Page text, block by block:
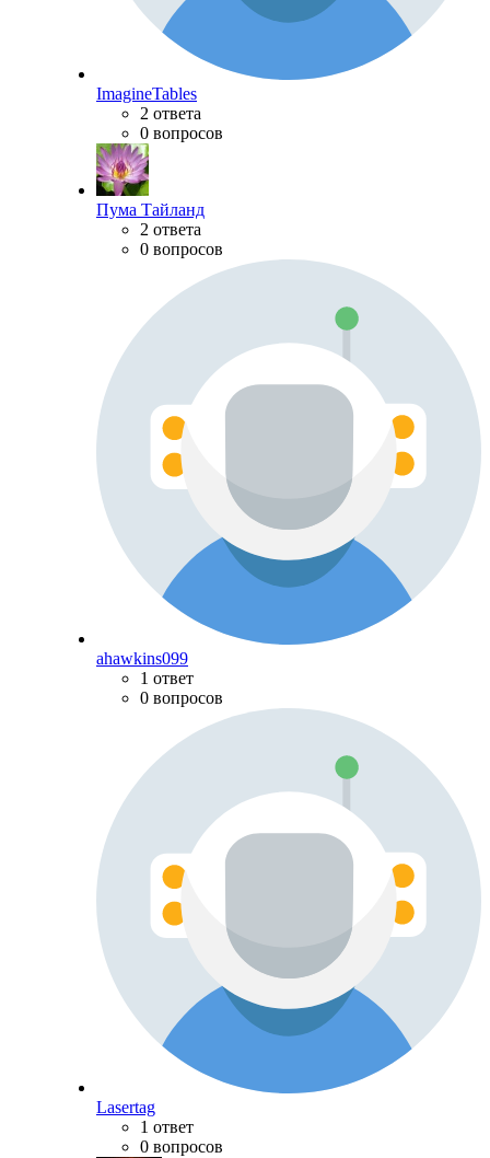
ImagineTables
2 ответа
0 вопросов
Пума Тайланд
2 ответа
0 вопросов
ahawkins099
1 ответ
0 вопросов
Lasertag
1 ответ
0 вопросов